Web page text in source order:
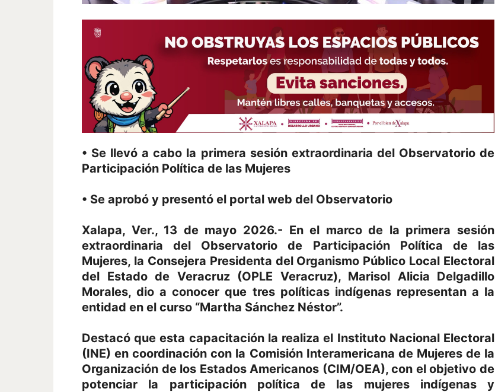
• Se llevó a cabo la primera sesión extraordinaria del Observatorio de
Participación Política de las Mujeres
• Se aprobó y presentó el portal web del Observatorio
Xalapa, Ver., 13 de mayo 2026.- En el marco de la primera sesión
extraordinaria del Observatorio de Participación Política de las
Mujeres, la Consejera Presidenta del Organismo Público Local Electoral
del Estado de Veracruz (OPLE Veracruz), Marisol Alicia Delgadillo
Morales, dio a conocer que tres políticas indígenas representan a la
entidad en el curso “Martha Sánchez Néstor”.
Destacó que esta capacitación la realiza el Instituto Nacional Electoral
(INE) en coordinación con la Comisión Interamericana de Mujeres de la
Organización de los Estados Americanos (CIM/OEA), con el objetivo de
potenciar la participación política de las mujeres indígenas y